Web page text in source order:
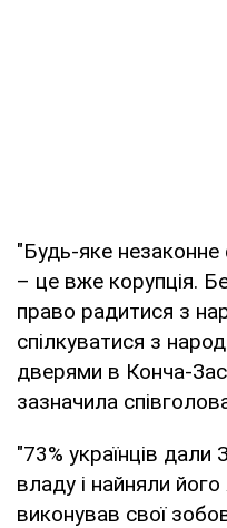
"Будь-яке незаконне
– це вже корупція.
право радитися з
спілкуватися з
дверями в Конча-
зазначила
"73% українців
владу і найняли
виконував свої